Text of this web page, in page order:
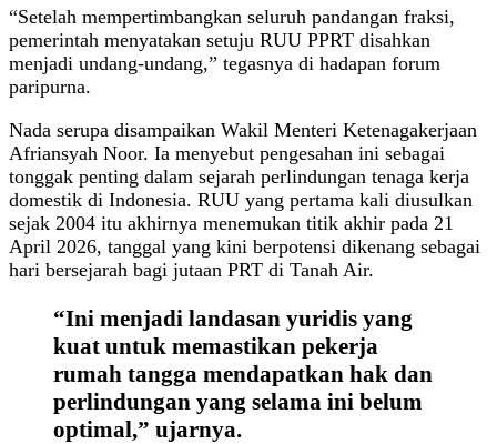
“Setelah mempertimbangkan seluruh pandangan fraksi,
pemerintah menyatakan setuju RUU PPRT disahkan
menjadi undang-undang,” tegasnya di hadapan forum
paripurna.
Nada serupa disampaikan Wakil Menteri Ketenagakerjaan
Afriansyah Noor. Ia menyebut pengesahan ini sebagai
tonggak penting dalam sejarah perlindungan tenaga kerja
domestik di Indonesia. RUU yang pertama kali diusulkan
sejak 2004 itu akhirnya menemukan titik akhir pada 21
April 2026, tanggal yang kini berpotensi dikenang sebagai
hari bersejarah bagi jutaan PRT di Tanah Air.
“Ini menjadi landasan yuridis yang
kuat untuk memastikan pekerja
rumah tangga mendapatkan hak dan
perlindungan yang selama ini belum
optimal,” ujarnya.